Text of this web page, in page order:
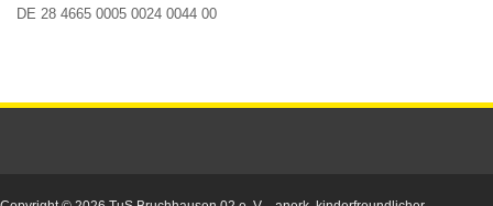
DE 28 4665 0005 0024 0044 00